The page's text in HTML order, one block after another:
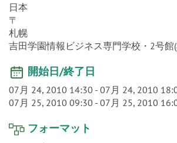
日本
〒
札幌
吉田学園情報ビジネス専門学校・2号館
開始日/終了日
07月 24, 2010 14:30 - 07月 24, 2010
07月 25, 2010 09:30 - 07月 25, 2010
フォーマット